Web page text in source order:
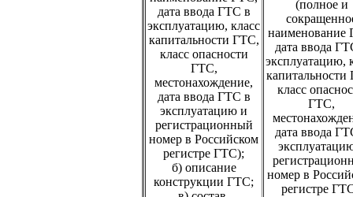
дата ввода ГТС в
эксплуатацию, класс
капитальности ГТС,
класс опасности
ГТС,
местонахождение,
дата ввода ГТС в
эксплуатацию и
регистрационный
номер в Российском
регистре ГТС);
б) описание
конструкции ГТС;
(полное и
наименование
дата ввода
эксплуатацию,
класс
ГТС,
дата ввода
номер в
регистре